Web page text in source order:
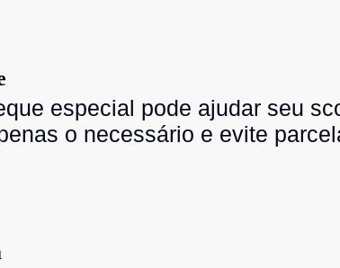
especial pode ajudar seu
o necessário e evite